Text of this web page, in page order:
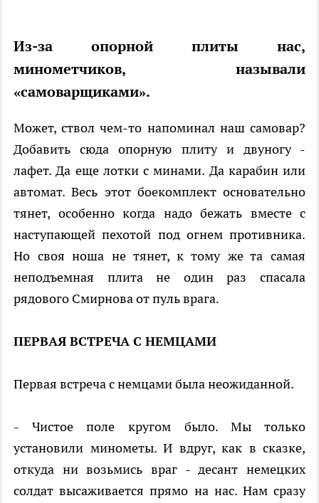
Из-за опорной плиты нас,
минометчиков, называли
«самоварщиками».
Может, ствол чем-то напоминал наш самовар?
Добавить сюда опорную плиту и двуногу -
лафет. Да еще лотки с минами. Да карабин или
автомат. Весь этот боекомплект основательно
тянет, особенно когда надо бежать вместе с
наступающей пехотой под огнем противника.
Но своя ноша не тянет, к тому же та самая
неподъемная плита не один раз спасала
рядового Смирнова от пуль врага.
ПЕРВАЯ ВСТРЕЧА С НЕМЦАМИ
Первая встреча с немцами была неожиданной.
- Чистое поле кругом было. Мы только
установили минометы. И вдруг, как в сказке,
откуда ни возьмись враг - десант немецких
солдат высаживается прямо на нас. Нам сразу